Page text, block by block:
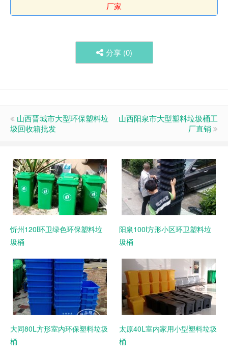
厂家
分享 (0)
山西晋城市大型环保塑料垃
圾回收箱批发
山西阳泉市大型塑料垃圾桶工
厂直销
忻州120l环卫绿色环保塑料垃
圾桶
阳泉100l方形小区环卫塑料垃
圾桶
大同80L方形室内环保塑料垃圾
桶
太原40L室内家用小型塑料垃圾
桶